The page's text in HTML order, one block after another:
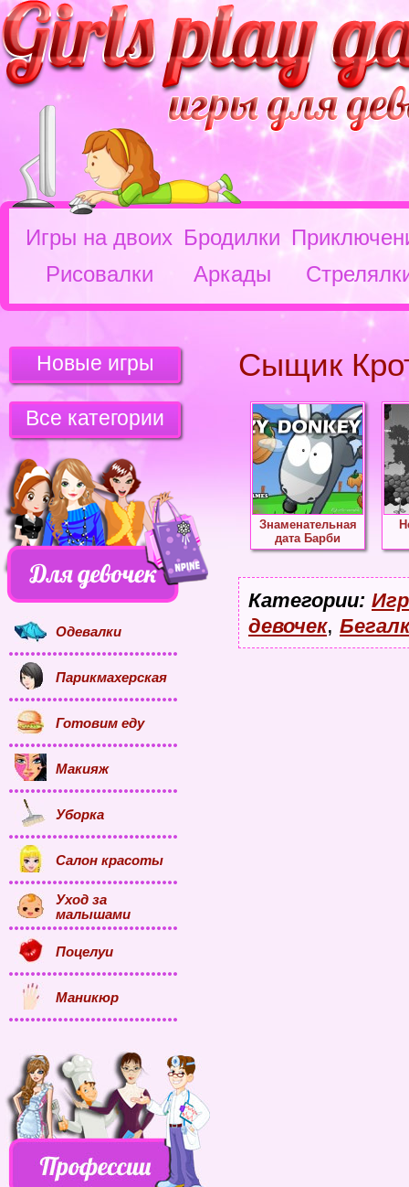
Игры на двоих Бродилки
Рисовалки
Аркады
Сыщик
Знаменательная
дата Барби
Категории:
девочек,
Новые игры
Все категории
Одевалки
Парикмахерская
Готовим еду
Макияж
Уборка
Салон красоты
Уход за
малышами
Поцелуи
Маникюр